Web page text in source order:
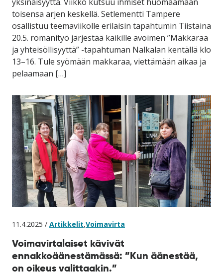
toisensa arjen keskellä. Setlementti Tampere
osallistuu teemaviikolle erilaisin tapahtumin Tiistaina
20.5. romanityö järjestää kaikille avoimen ”Makkaraa
ja yhteisöllisyyttä” -tapahtuman Nalkalan kentällä klo
13–16. Tule syömään makkaraa, viettämään aikaa ja
pelaamaan […]
11.4.2025 / Artikkelit,Voimavirta
Voimavirtalaiset kävivät
ennakkoäänestämässä: ”Kun äänestää,
on oikeus valittaakin.”